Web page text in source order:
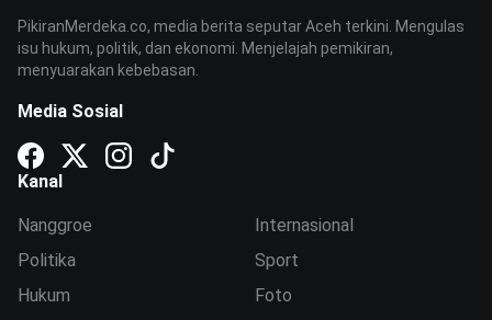
PikiranMerdeka.co, media berita seputar Aceh terkini. Mengulas
isu hukum, politik, dan ekonomi. Menjelajah pemikiran,
menyuarakan kebebasan.
Media Sosial
Kanal
Nanggroe
Politika
Hukum
Internasional
Sport
Foto